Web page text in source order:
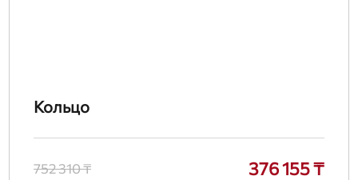
Кольцо
752 310 ₸ 376 155 ₸